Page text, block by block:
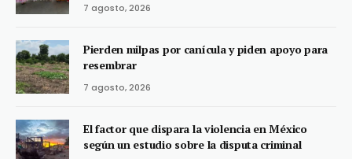
7 agosto, 2026
Pierden milpas por canícula y piden apoyo para
resembrar
7 agosto, 2026
El factor que dispara la violencia en México
según un estudio sobre la disputa criminal